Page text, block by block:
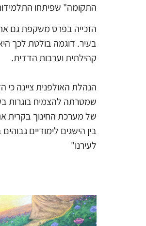
התקומה" שפיתחו
הזכייה בפרס משקפת גם
בעיר. דוגמה בולטת לכך
קהילתית וערבות הדדית.
הנהלת האולפנית ציינה
שמטרתה להצמיח בוגרות
של מערכת החינוך בקרית
בין הישגים לימודיים
לעירנו"